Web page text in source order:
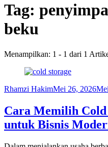
Tag:
beku
Menampilkan: 1 - 1 dari 1
Rhamzi HakimMei 26, 2026
Cara Memilih
untuk Bisnis